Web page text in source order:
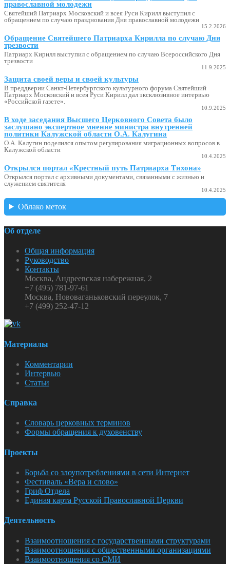
православной молодежи
Святейший Патриарх Московский и всея Руси Кирилл выступил с
обращением по случаю празднования Дня православной молодежи
15.2.2026
Обращение Святейшего Патриарха Кирилла по случаю Дня
трезвости
Патриарх Кирилл выступил с обращением по случаю Всероссийского Дня
трезвости
11.9.2025
Защита своей веры и своей культуры
В преддверии Санкт-Петербургского культурного форума Святейший
Патриарх Московский и всея Руси Кирилл дал эксклюзивное интервью
«Российской газете».
10.9.2025
В ходе заседания Высшего Церковного Совета было
заслушано экспертное мнение министра внутренней
политики Калужской области О.А. Калугина
О.А. Калугин поделился опытом регулирования миграционных вопросов в
Калужской области
10.4.2025
Открылся портал «Крестный путь Патриарха Тихона»
Открылся портал с архивными документами, связанными с жизнью и
служением святителя
10.4.2025
Облако меток
Об отделе
Общая информация
Руководство
Контакты
Москва, Андреевская набережная, 2
+7 (495) 781-97-61
Москва, Нововаганьковский переулок, 7
+7 (499) 252-47-12
Материалы
Комментарии
Интервью
Статьи
Справка
Словарь церковных терминов
Формы обращения к духовенству
Проекты
Борьба со злоупотреблениями в сети Интернет
Фестиваль «Вера и слово»
Гриф Отдела
Единая карта Русской Православной Церкви
Деятельность
Взаимоотношения с государственными структурами
Взаимоотношения с общественными организациями
Взаимоотношения со СМИ